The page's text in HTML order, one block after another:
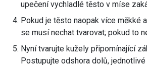
upečení vychladlé těsto v míse
Pokud je těsto naopak více měkké
se musí nechat tvarovat; pokud to
Nyní tvarujte kužely připomínající
Postupujte odshora dolů,